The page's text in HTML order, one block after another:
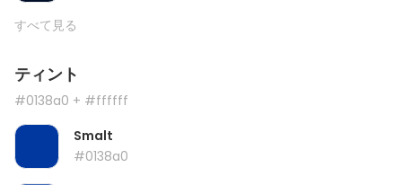
すべて見る
ティント
#0138a0 + #ffffff
Smalt
#0138a0